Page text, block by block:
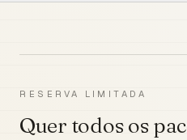
RESERVA LIMITADA
Quer todos os